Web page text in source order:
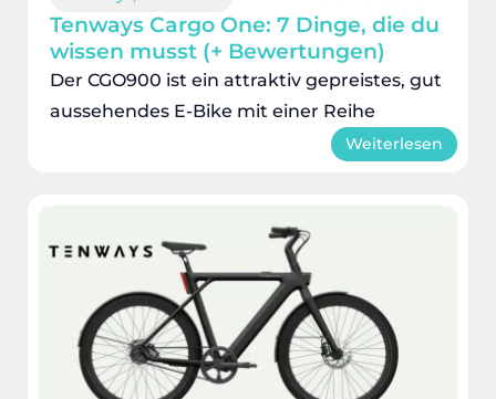
Tenways Cargo One: 7 Dinge, die du
wissen musst (+ Bewertungen)
Der CGO900 ist ein attraktiv gepreistes, gut
aussehendes E-Bike mit einer Reihe
Weiterlesen